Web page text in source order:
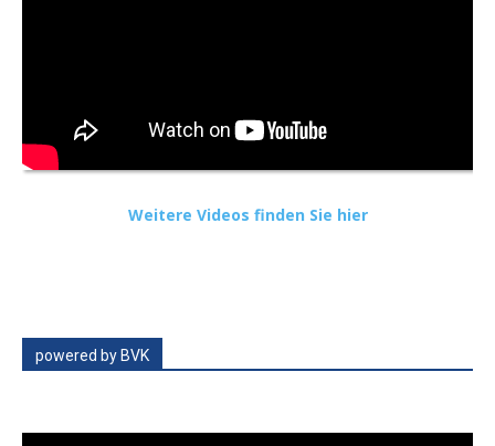
Weitere Videos finden Sie hier
powered by BVK